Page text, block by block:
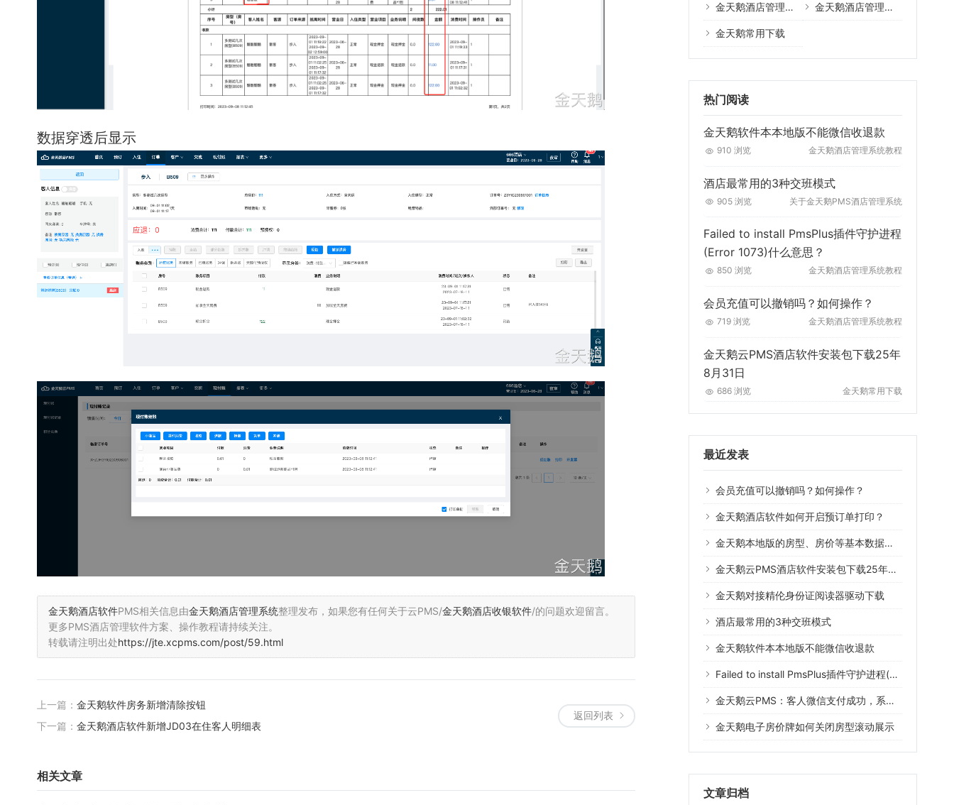
数据穿透后显示
金天鹅酒店软件PMS相关信息由金天鹅酒店管理系统整理发布， 如果您有任何关于云PMS/金天鹅酒店收银软件/的问题欢迎留言。
更多PMS酒店管理软件方案、操作教程请持续关注。
转载请注明出处https://jte.xcpms.com/post/59.html
返回列表
上一篇： 金天鹅软件房务新增清除按钮
下一篇： 金天鹅酒店软件新增JD03在住客人明细表
相关文章
金天鹅酒店管理系统案例 金天鹅酒店管理系统教程
金天鹅常用下载
热门阅读
金天鹅软件本本地版不能微信收退款
910 浏览 金天鹅酒店管理系统教程
酒店最常用的3种交班模式
905 浏览 关于金天鹅PMS酒店管理系统
Failed to install PmsPlus插件守护进程
(Error 1073)什么意思？
850 浏览 金天鹅酒店管理系统教程
会员充值可以撤销吗？如何操作？
719 浏览 金天鹅酒店管理系统教程
金天鹅云PMS酒店软件安装包下载25年
8月31日
686 浏览 金天鹅常用下载
最近发表
会员充值可以撤销吗？如何操作？
金天鹅酒店软件如何开启预订单打印？
金天鹅本地版的房型、房价等基本数据可以导入云版系统用吗？
金天鹅云PMS酒店软件安装包下载25年8月31日
金天鹅对接精伦身份证阅读器驱动下载
酒店最常用的3种交班模式
金天鹅软件本本地版不能微信收退款
Failed to install PmsPlus插件守护进程(Error 1073)什么意思？
金天鹅云PMS：客人微信支付成功，系统没有记录
金天鹅电子房价牌如何关闭房型滚动展示
文章归档